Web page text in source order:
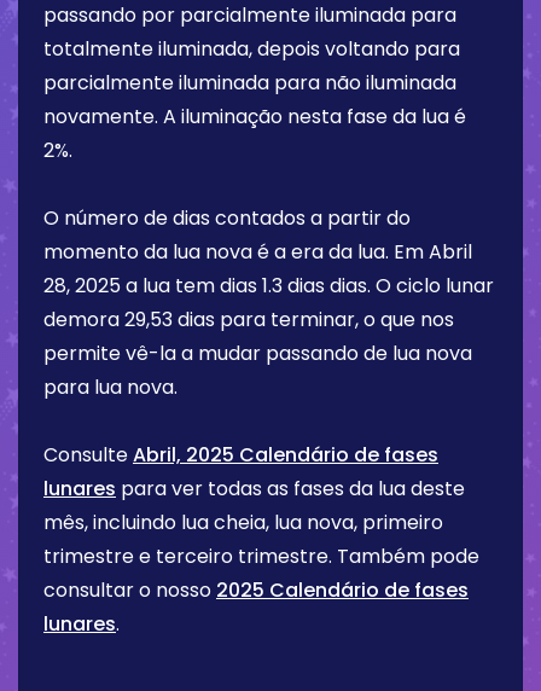
passando por parcialmente iluminada para
totalmente iluminada, depois voltando para
parcialmente iluminada para não iluminada
novamente. A iluminação nesta fase da lua é
2%.
O número de dias contados a partir do
momento da lua nova é a era da lua. EmAbril
28, 2025a lua tem dias 1.3 dias dias. O ciclo lunar
demora 29,53 dias para terminar, o que nos
permite vê-la a mudar passando de lua nova
para lua nova.
ConsulteAbril, 2025 Calendário de fases
lunares para ver todas as fases da lua deste
mês, incluindo lua cheia, lua nova, primeiro
trimestre e terceiro trimestre. Também pode
consultar o nosso 2025 Calendário de fases
lunares.